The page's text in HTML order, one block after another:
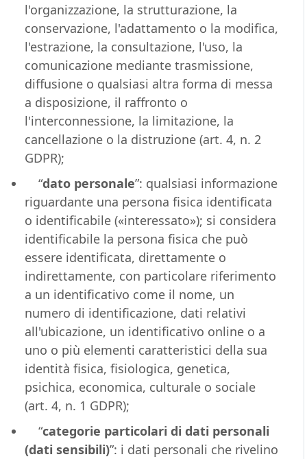
l'organizzazione, la strutturazione, la
conservazione, l'adattamento o la modifica,
l'estrazione, la consultazione, l'uso, la
comunicazione mediante trasmissione,
diffusione o qualsiasi altra forma di messa
a disposizione, il raffronto o
l'interconnessione, la limitazione, la
cancellazione o la distruzione (art. 4, n. 2
GDPR);
“dato personale”: qualsiasi informazione
riguardante una persona fisica identificata
o identificabile («interessato»); si considera
identificabile la persona fisica che può
essere identificata, direttamente o
indirettamente, con particolare riferimento
a un identificativo come il nome, un
numero di identificazione, dati relativi
all'ubicazione, un identificativo online o a
uno o più elementi caratteristici della sua
identità fisica, fisiologica, genetica,
psichica, economica, culturale o sociale
(art. 4, n. 1 GDPR);
“categorie particolari di dati personali
(dati sensibili)”: i dati personali che rivelino